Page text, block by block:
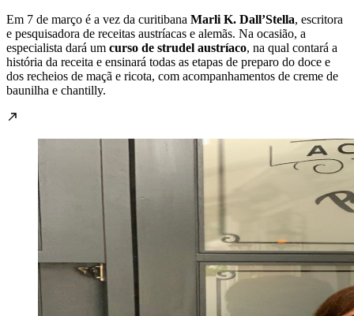
Em 7 de março é a vez da curitibana Marli K. Dall’Stella, escritora
e pesquisadora de receitas austríacas e alemãs. Na ocasião, a
especialista dará um curso de strudel austríaco, na qual contará a
história da receita e ensinará todas as etapas de preparo do doce e
dos recheios de maçã e ricota, com acompanhamentos de creme de
baunilha e chantilly.